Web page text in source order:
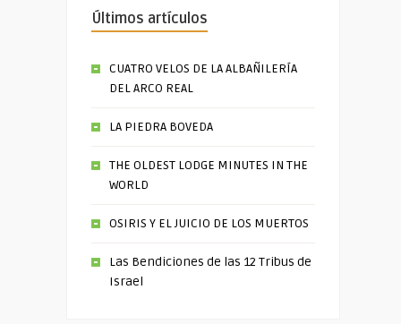
Últimos artículos
CUATRO VELOS DE LA ALBAÑILERÍA
DEL ARCO REAL
LA PIEDRA BOVEDA
THE OLDEST LODGE MINUTES IN THE
WORLD
OSIRIS Y EL JUICIO DE LOS MUERTOS
Las Bendiciones de las 12 Tribus de
Israel